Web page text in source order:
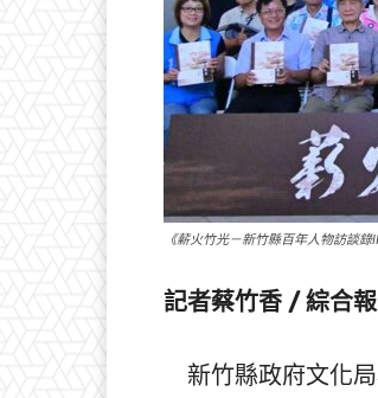
《薪火竹光－新竹縣百年人物訪談
記者蔡竹香 / 綜合
新竹縣政府文化局